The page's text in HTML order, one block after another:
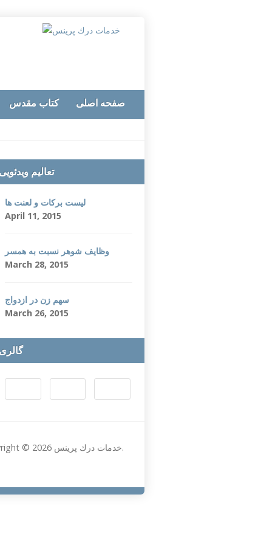
کتاب مقدس صفحه اصلی
تعالیم
لیست برکات و لعنت ها
April 11, 2015
وظایف شوهر نسبت به همسر
March 28, 2015
سهم زن در ازدواج
March 26, 2015
Copyright © 2026 خدمات درك پرينس.